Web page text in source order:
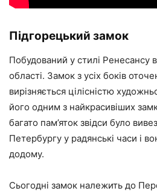
Підгорецький замок
Побудований у стилі Ренесансу в
області. Замок з усіх боків
вирізняється цілісністю
його одним з найкрасивіших
багато пам’яток звідси було
Петербургу у радянські часи і
додому.
Сьогодні замок належить до